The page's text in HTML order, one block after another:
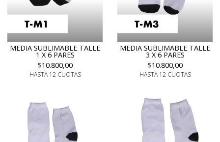
MEDIA SUBLIMABLE TALLE
1 X 6 PARES
$10.800,00
HASTA 12 CUOTAS
MEDIA SUBLIMABLE TALLE
3 X 6 PARES
$10.800,00
HASTA 12 CUOTAS